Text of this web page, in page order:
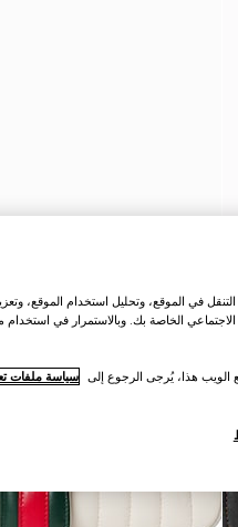
في الموقع، وتحليل استخدام الموقع،
الخاصة بك. وبالاستمرار في استخدام
الويب هذا، يُرجى الرجوع إلى سياسة ملفات